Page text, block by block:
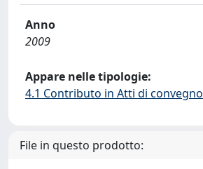
Anno
2009
Appare nelle tipologie:
4.1 Contributo in Atti di convegno
File in questo prodotto: